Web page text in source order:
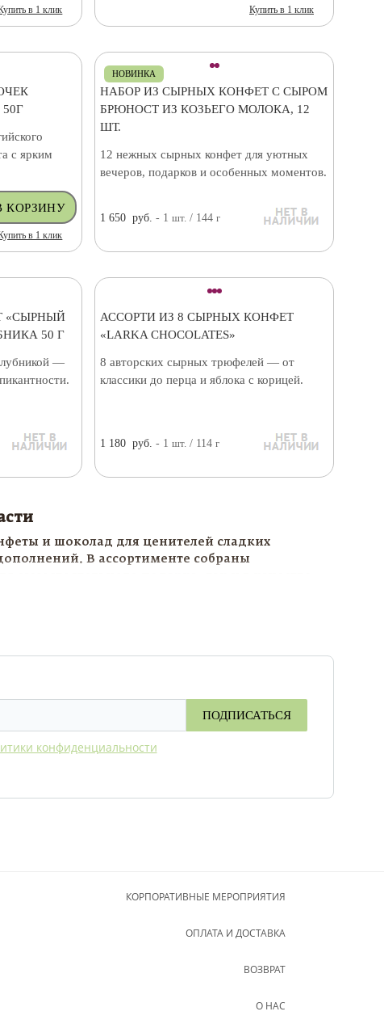
в 1 клик Купить в 1 клик
с ярким
в 1 клик
НОВИНКА
НАБОР ИЗ СЫРНЫХ КОНФЕТ С СЫРОМ
БРЮНОСТ ИЗ КОЗЬЕГО МОЛОКА, 12
ШТ.
12 нежных сырных конфет для уютных
вечеров, подарков и особенных моментов.
1 650 руб. - 1шт. / 144г
«СЫРНЫЙ
50 Г
—
АССОРТИ ИЗ 8 СЫРНЫХ КОНФЕТ
«LARKA CHOCOLATES»
8 авторских сырных трюфелей — от
классики до перца и яблока с корицей.
1 180 руб. - 1шт. / 114г
и шоколад для ценителей сладких
В ассортименте собраны
самостоятельного подарка, так и в качестве
ПОДПИСАТЬСЯ
конфиденциальности
КОРПОРАТИВНЫЕ МЕРОПРИЯТИЯ
ОПЛАТА И ДОСТАВКА
ВОЗВРАТ
О НАС